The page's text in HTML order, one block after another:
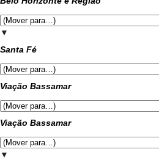
▼
Santa Fé
Viação Bassamar
Viação Bassamar
▼